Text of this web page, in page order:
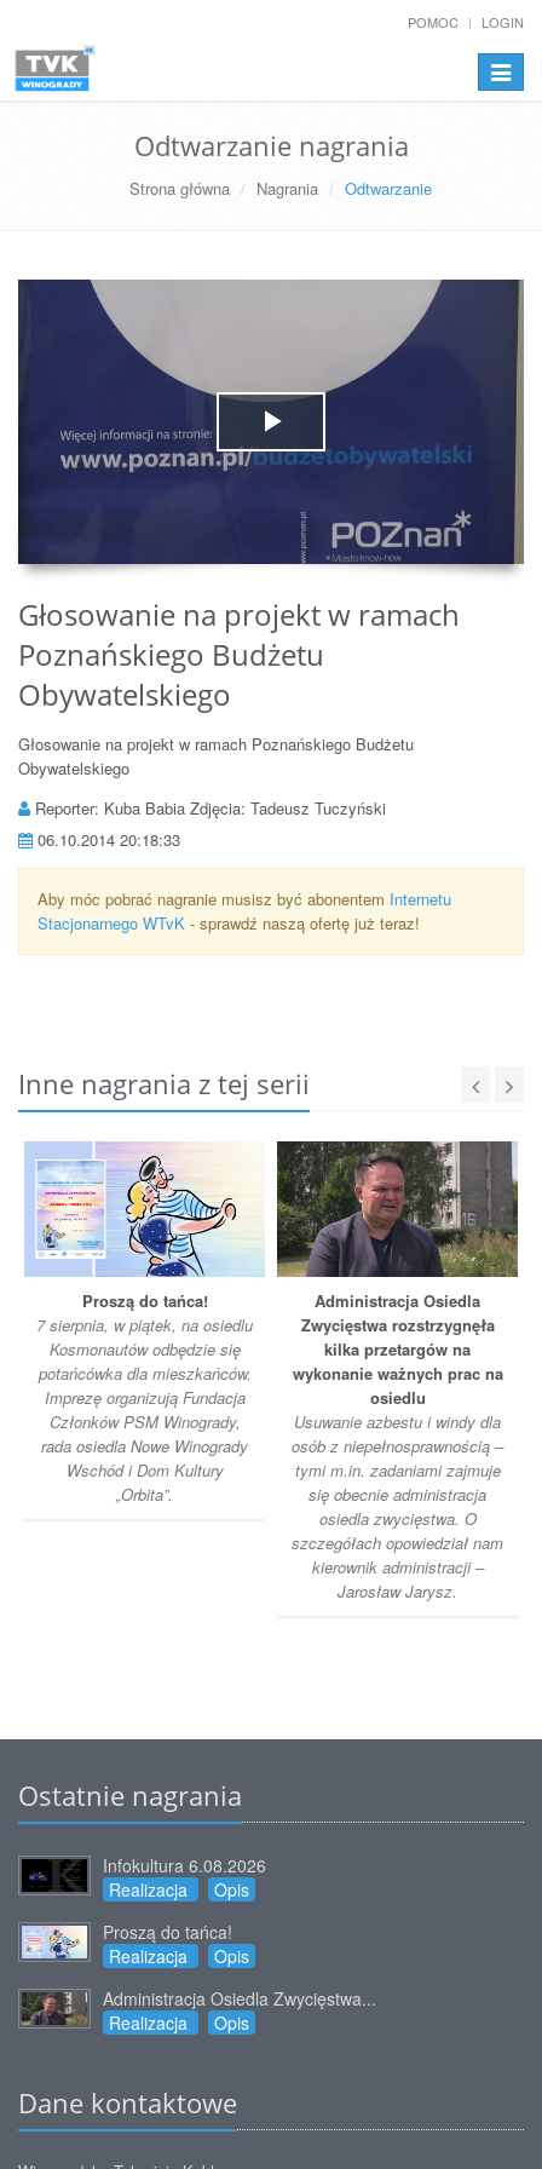
POMOC LOGIN
Odtwarzanie nagrania
Strona główna Nagrania Odtwarzanie
Play
Video
Głosowanie na projekt w ramach
Poznańskiego Budżetu
Obywatelskiego
Głosowanie na projekt w ramach Poznańskiego Budżetu
Obywatelskiego
Reporter: Kuba Babia Zdjęcia: Tadeusz Tuczyński
06.10.2014 20:18:33
Aby móc pobrać nagranie musisz być abonentem Internetu
Stacjonarnego WTvK - sprawdź naszą ofertę już teraz!
Inne nagrania z tej serii
Proszą do tańca!
7 sierpnia, w piątek, na osiedlu
Kosmonautów odbędzie się
potańcówka dla mieszkańców.
Imprezę organizują Fundacja
Członków PSM Winogrady,
rada osiedla Nowe Winogrady
Wschód i Dom Kultury
„Orbita”.
Administracja Osiedla
Zwycięstwa rozstrzygnęła
kilka przetargów na
wykonanie ważnych prac na
osiedlu
Usuwanie azbestu i windy dla
osób z niepełnosprawnością –
tymi m.in. zadaniami zajmuje
się obecnie administracja
osiedla zwycięstwa. O
szczegółach opowiedział nam
kierownik administracji –
Jarosław Jarysz.
Ostatnie nagrania
Infokultura 6.08.2026
Realizacja
Opis
Proszą do tańca!
Realizacja
Opis
Administracja Osiedla Zwycięstwa...
Realizacja
Opis
Dane kontaktowe